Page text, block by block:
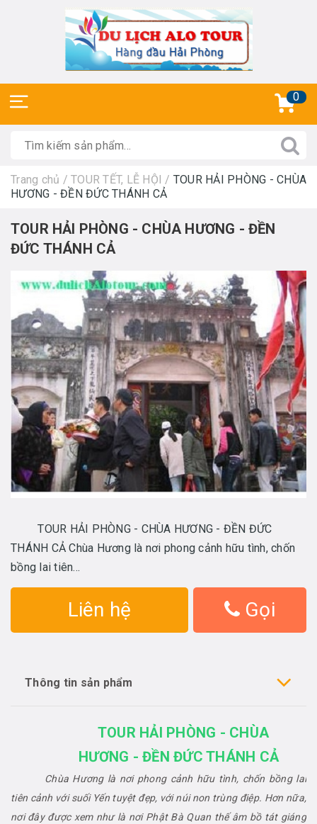
0
Trang chủ / TOUR TẾT, LỄ HỘI / TOUR HẢI PHÒNG - CHÙA
HƯƠNG - ĐỀN ĐỨC THÁNH CẢ
TOUR HẢI PHÒNG - CHÙA HƯƠNG - ĐỀN
ĐỨC THÁNH CẢ
TOUR HẢI PHÒNG - CHÙA HƯƠNG - ĐỀN ĐỨC
THÁNH CẢ Chùa Hương là nơi phong cảnh hữu tình, chốn
bồng lai tiên...
Liên hệ Gọi
Thông tin sản phẩm
TOUR HẢI PHÒNG - CHÙA
HƯƠNG - ĐỀN ĐỨC THÁNH CẢ
Chùa Hương là nơi phong cảnh hữu tình, chốn bồng lai
tiên cảnh với suối Yến tuyệt đẹp, với núi non trùng điệp. Hơn nữa,
nơi đây được xem như là nơi Phật Bà Quan thế âm bồ tát giáng